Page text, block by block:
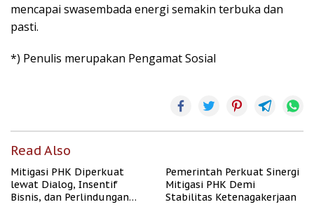
mencapai swasembada energi semakin terbuka dan
pasti.
*) Penulis merupakan Pengamat Sosial
Read Also
Mitigasi PHK Diperkuat
lewat Dialog, Insentif
Bisnis, dan Perlindungan
Pemerintah Perkuat Sinergi
Mitigasi PHK Demi
Stabilitas Ketenagakerjaan